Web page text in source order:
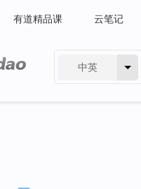
有道精品课 云笔记
中英